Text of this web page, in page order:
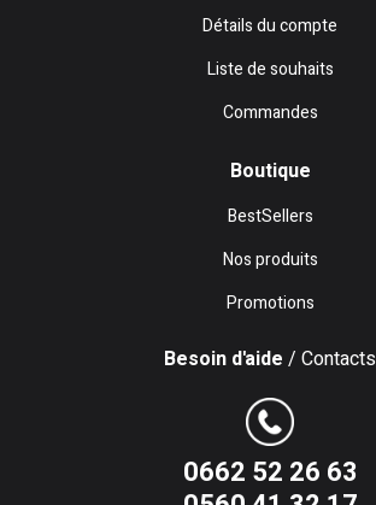
Détails du compte
Liste de souhaits
Commandes
Boutique
BestSellers
Nos produits
Promotions
Besoin d'aide / Contacts
0662 52 26 63